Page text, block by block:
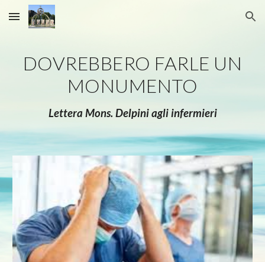
Skip to main content Skip to navigation
DOVREBBERO FARLE UN
MONUMENTO
Lettera Mons. Delpini agli infermieri